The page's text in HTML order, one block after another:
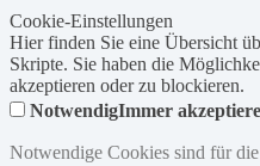
Cookie-Einstellungen
Hier finden Sie eine Übersicht
Skripte. Sie haben die
akzeptieren oder zu blockieren.
NotwendigImmer
Notwendige Cookies sind für